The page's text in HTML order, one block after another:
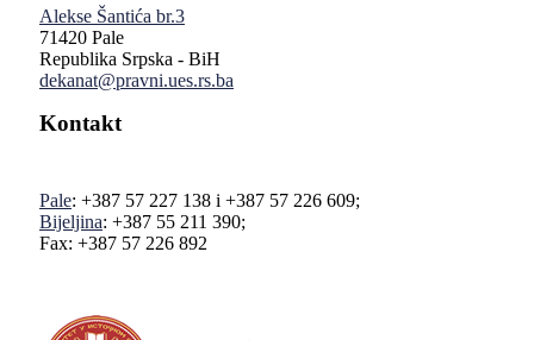
Alekse Šantića br.3
71420 Pale
Republika Srpska - BiH
dekanat@pravni.ues.rs.ba
Kontakt
Pale: +387 57 227 138 i +387 57 226 609;
Bijeljina: +387 55 211 390;
Fax: +387 57 226 892